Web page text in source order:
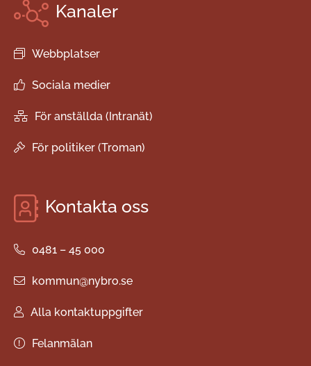
Kanaler
Webbplatser
Sociala medier
För anställda (Intranät)
För politiker (Troman)
Kontakta oss
0481 – 45 000
kommun@nybro.se
Alla kontaktuppgifter
Felanmälan